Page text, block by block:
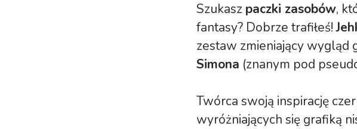
Szukasz paczki zasobów,
fantasy? Dobrze trafiłeś!
zestaw zmieniający wygląd
Simona (znanym pod
Twórca swoją inspirację
wyróżniających się grafiką